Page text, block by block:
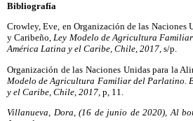
Bibliografía
Crowley, Eve, en Organización de las
y Caribeño,Ley Modelo de Agricultura
América Latina y el Caribe, Chile, 2017, s/p.
Organización de las Naciones Unidas para la
Modelo de Agricultura Familiar del Parlatino.
y el Caribe, Chile, 2017, p, 11.
Villanueva, Dora, (16 de junio de 2020), Al